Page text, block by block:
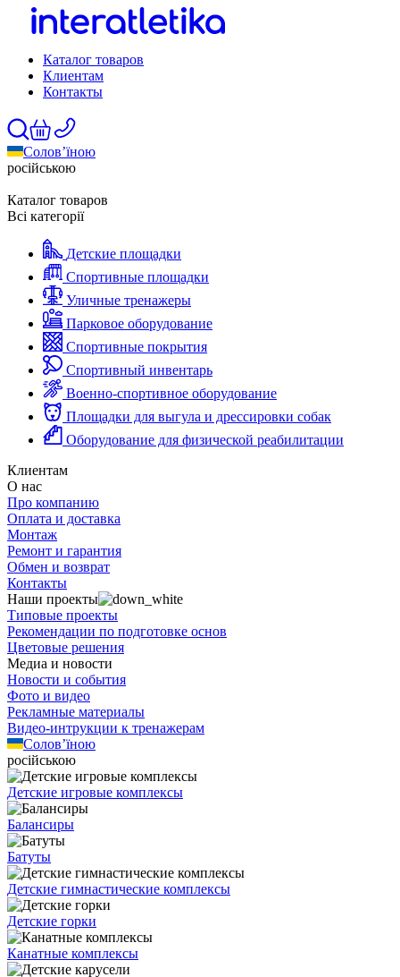
Каталог товаров
Клиентам
Контакты
Солов’їною
російською
Каталог товаров
Всі категорії
Детские площадки
Спортивные площадки
Уличные тренажеры
Парковое оборудование
Спортивные покрытия
Спортивный инвентарь
Военно-спортивное оборудование
Площадки для выгула и дрессировки собак
Оборудование для физической реабилитации
Клиентам
О нас
Про компанию
Оплата и доставка
Монтаж
Ремонт и гарантия
Обмен и возврат
Контакты
Наши проекты
Типовые проекты
Рекомендации по подготовке основ
Цветовые решения
Медиа и новости
Новости и события
Фото и видео
Рекламные материалы
Видео-интрукции к тренажерам
Солов’їною
російською
Детские игровые комплексы
Балансиры
Батуты
Детские гимнастические комплексы
Детские горки
Канатные комплексы